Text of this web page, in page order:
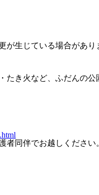
生じている場合があり
き火など、ふだんの公
者同伴でお越しください